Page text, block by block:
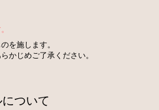
を施します。
かじめご了承ください。
ついて